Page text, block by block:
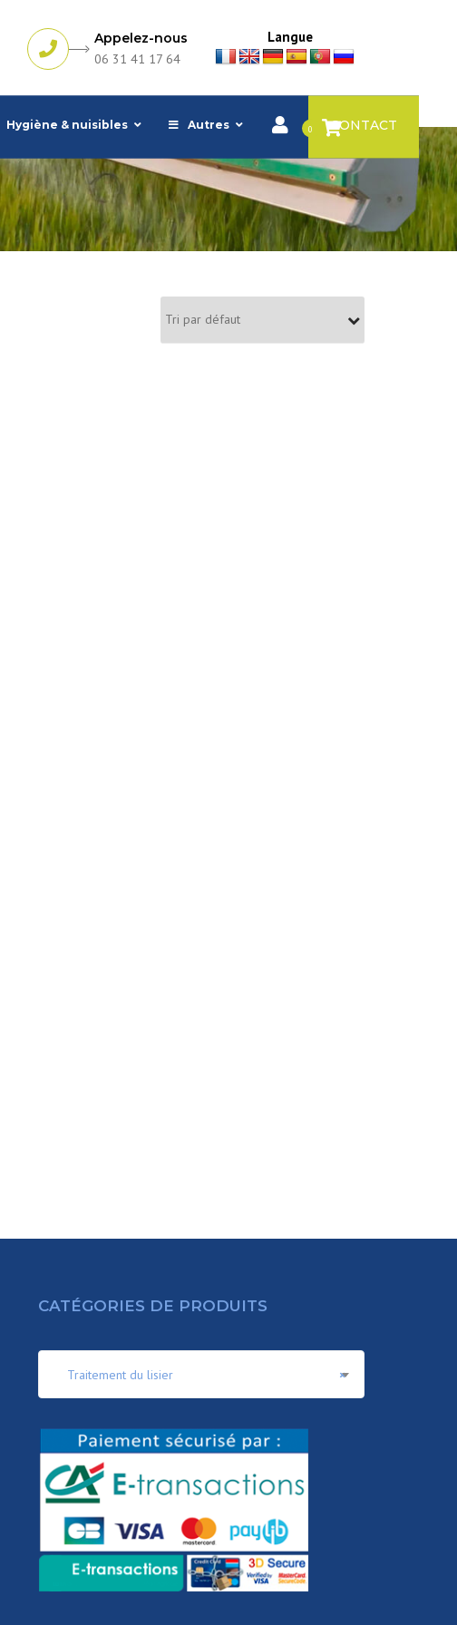
Appelez-nous
06 31 41 17 64
Langue
Hygiène & nuisibles Autres 0 CONTACT
CATÉGORIES DE PRODUITS
×
Traitement du lisier